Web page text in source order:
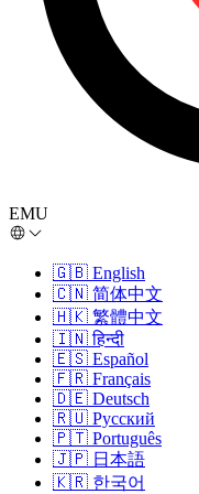
EMU
🇬🇧 English
🇨🇳 简体中文
🇭🇰 繁體中文
🇮🇳 हिन्दी
🇪🇸 Español
🇫🇷 Français
🇩🇪 Deutsch
🇷🇺 Русский
🇵🇹 Português
🇯🇵 日本語
🇰🇷 한국어